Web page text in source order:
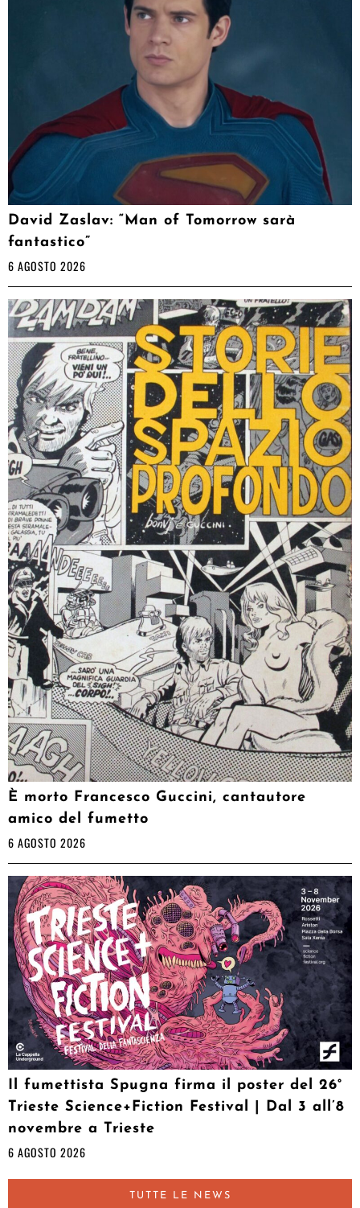
David Zaslav: “Man of Tomorrow sarà
fantastico”
6 AGOSTO 2026
È morto Francesco Guccini, cantautore
amico del fumetto
6 AGOSTO 2026
Il fumettista Spugna firma il poster del 26°
Trieste Science+Fiction Festival | Dal 3 all’8
novembre a Trieste
6 AGOSTO 2026
TUTTE LE NEWS